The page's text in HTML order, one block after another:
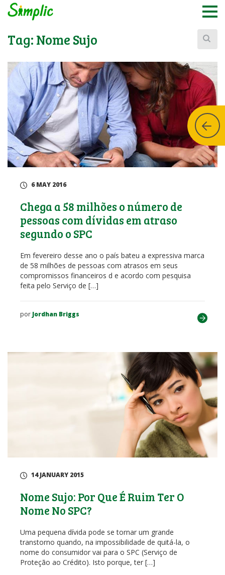
Tag: Nome Sujo
6 MAY 2016
Chega a 58 milhões o número de
pessoas com dívidas em atraso
segundo o SPC
Em fevereiro desse ano o país bateu a expressiva marca
de 58 milhões de pessoas com atrasos em seus
compromissos financeiros d e acordo com pesquisa
feita pelo Serviço de […]
por Jordhan Briggs
14 JANUARY 2015
Nome Sujo: Por Que É Ruim Ter O
Nome No SPC?
Uma pequena dívida pode se tornar um grande
transtorno quando, na impossibilidade de quitá-la, o
nome do consumidor vai para o SPC (Serviço de
Proteção ao Crédito). Isto porque, ter […]
Buscar: